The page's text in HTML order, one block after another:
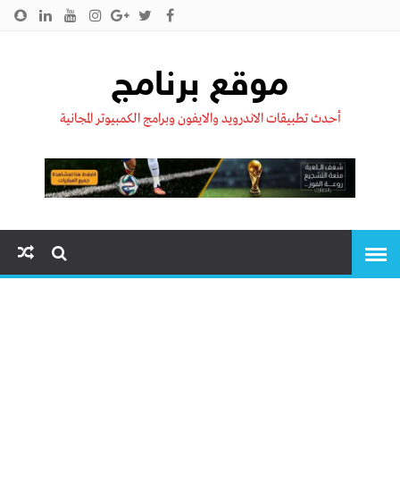
موقع برنامج
أحدث تطبيقات الاندرويد والايفون وبرامج الكمبيوتر المجانية